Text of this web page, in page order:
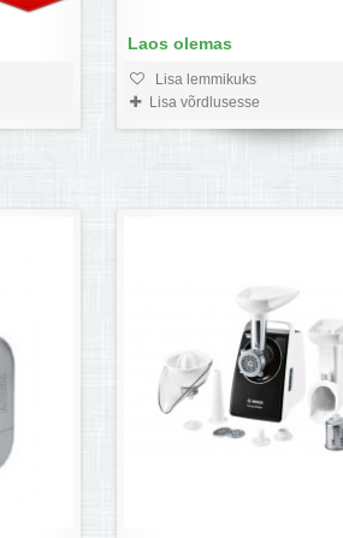
Laos olemas
Lisa lemmikuks
Lisa võrdlusesse